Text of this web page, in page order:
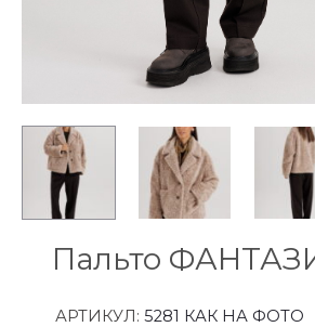
Пальто
АРТИКУЛ: 5281 КАК НА ФОТО